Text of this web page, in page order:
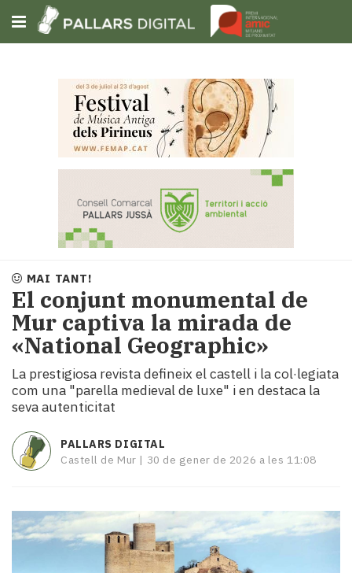
Subscriu-t'hi
Portada
Societat
Política
i
municipis
Economia
turisme
Cultura
Mai
tant!
TV
mitjans
El
temps
MAI TANT!
El conjunt monumental de
Mur captiva la mirada de
«National Geographic»
La prestigiosa revista defineix el castell i la col·legiata
com una "parella medieval de luxe" i en destaca la
seva autenticitat
PALLARS DIGITAL
Castell de Mur | 30 de gener de 2026 a les 11:08